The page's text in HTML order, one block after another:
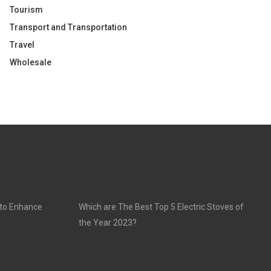
Tourism
Transport and Transportation
Travel
Wholesale
Enhance
Which are The Best Top 5 Electric Stoves of
the Year 2023?